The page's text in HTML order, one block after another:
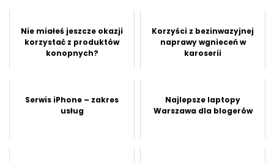
Nie miałeś jeszcze okazji
korzystać z produktów
konopnych?
Korzyści z bezinwazyjnej
naprawy wgnieceń w
karoserii
Serwis iPhone – zakres
usług
Najlepsze laptopy
Warszawa dla blogerów